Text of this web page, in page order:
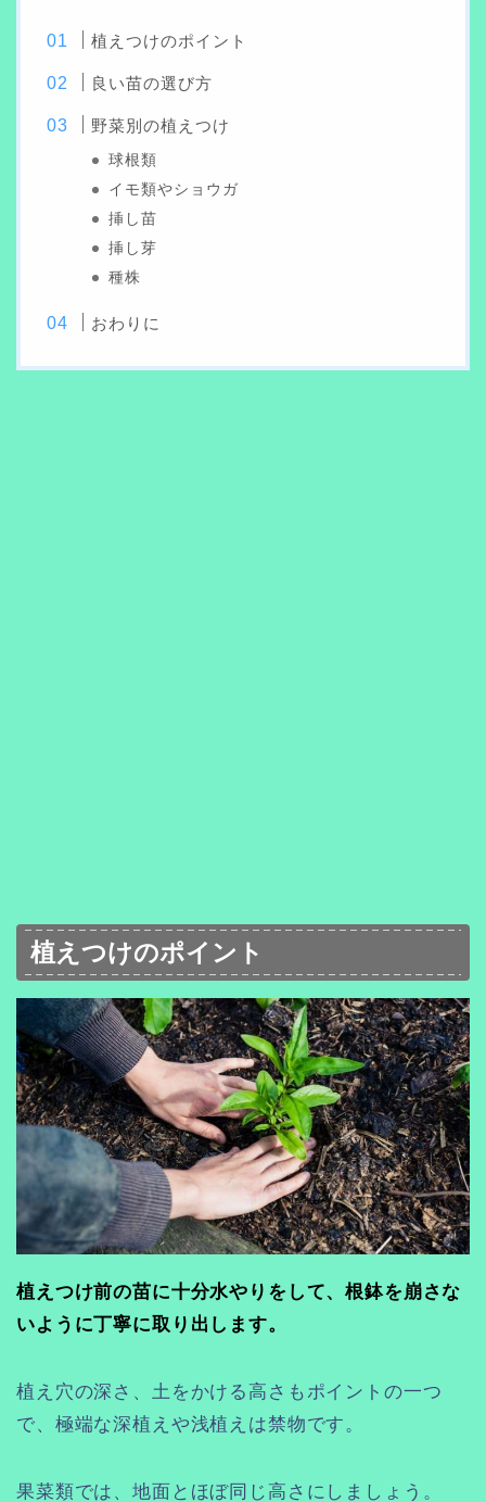
植えつけのポイント
良い苗の選び方
野菜別の植えつけ
球根類
イモ類やショウガ
挿し苗
挿し芽
種株
おわりに
植えつけのポイント
植えつけ前の苗に十分水やりをして、根鉢を崩さな
いように丁寧に取り出します。
植え穴の深さ、土をかける高さもポイントの一つ
で、極端な深植えや浅植えは禁物です。
果菜類では、地面とほぼ同じ高さにしましょう。